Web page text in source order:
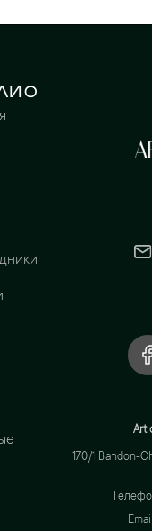
Art
170/1 Bandon-